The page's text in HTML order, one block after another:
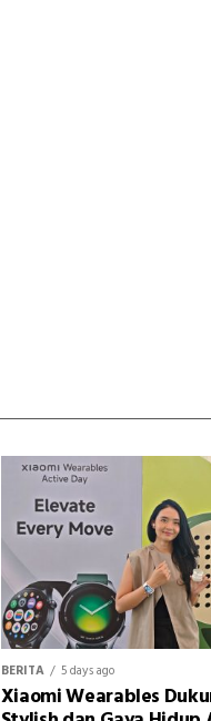
BERITA 5 days ago
Xiaomi Wearables